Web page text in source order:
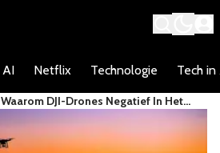
AI Netflix Technologie Tech in
​Waarom DJI-Drones Negatief In Het
Nieuws Zijn